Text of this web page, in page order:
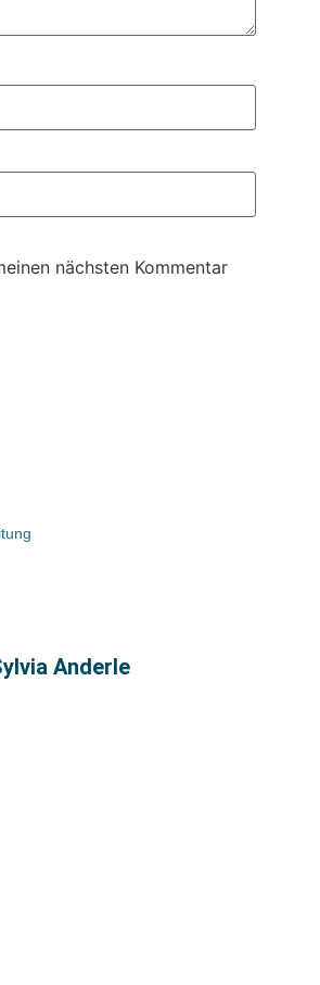
nächsten Kommentar
Anderle